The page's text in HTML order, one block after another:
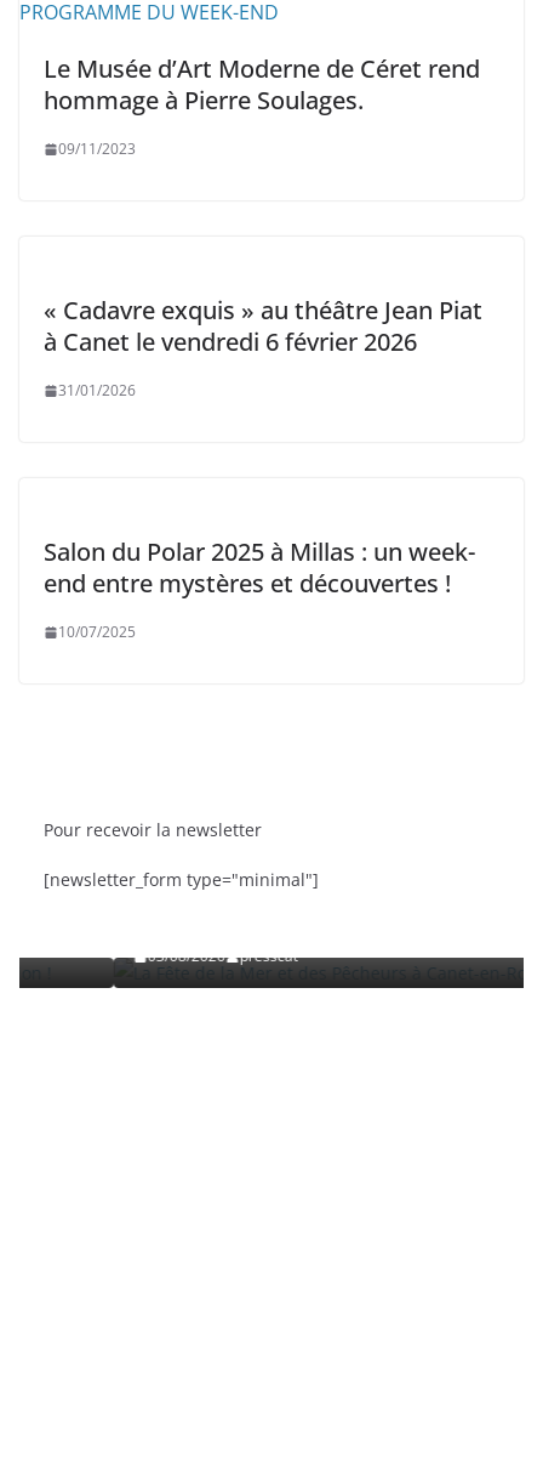
Le Musée d’Art Moderne de Céret rend
hommage à Pierre Soulages.
09/11/2023
« Cadavre exquis » au théâtre Jean Piat
à Canet le vendredi 6 février 2026
31/01/2026
Salon du Polar 2025 à Millas : un week-
end entre mystères et découvertes !
10/07/2025
Pour recevoir la newsletter
[newsletter_form type="minimal"]
La Fête de la Mer et des Pêcheurs à Canet-en-
03/08/2026 presscat